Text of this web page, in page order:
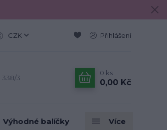
CZK Přihlášení
338/3
0 ks
0,00 Kč
Výhodné balíčky Více